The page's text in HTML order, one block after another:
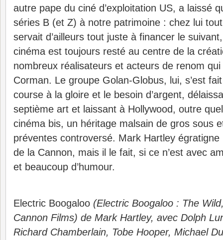
autre pape du ciné d’exploitation US, a laissé
séries B (et Z) à notre patrimoine : chez lui
servait d’ailleurs tout juste à financer le
cinéma est toujours resté au centre de la
nombreux réalisateurs et acteurs de renom
Corman. Le groupe Golan-Globus, lui, s’est
course à la gloire et le besoin d’argent,
septième art et laissant à Hollywood, outre
cinéma bis, un héritage malsain de gros sous
préventes controversé. Mark Hartley
de la Cannon, mais il le fait, si ce n’est avec
et beaucoup d’humour.
Electric Boogaloo (Electric Boogaloo : The
Cannon Films) de Mark Hartley, avec Dolph
Richard Chamberlain, Tobe Hooper, Michael